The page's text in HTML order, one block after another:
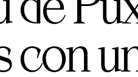
con